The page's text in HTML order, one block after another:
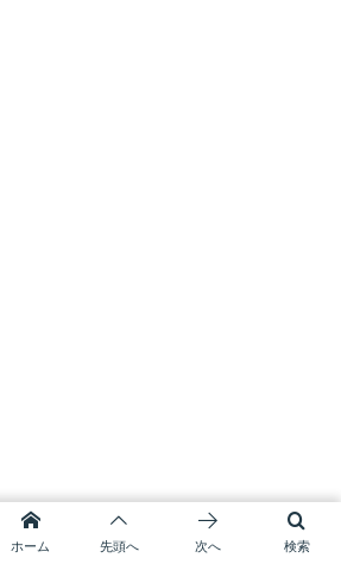
検索
ホーム 先頭へ 次へ